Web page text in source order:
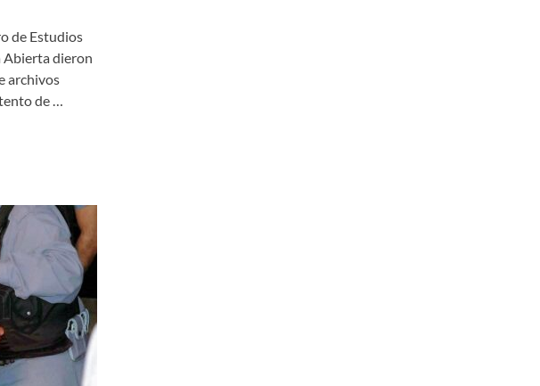
de Estudios
Abierta dieron
archivos
de …